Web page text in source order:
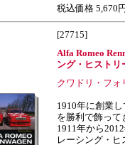
税込価格 5,670
[27715]
Alfa Romeo
ング・ヒストリ
クワドリ・フォ
1910年に創業
を勝利で飾って
1911年から
レーシング・